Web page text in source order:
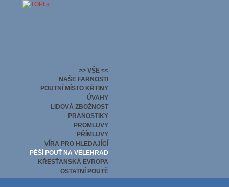
>> VŠE <<
NAŠE FARNOSTI
POUTNÍ MÍSTO KŘTINY
ÚVAHY
LIDOVÁ ZBOŽNOST
PRANOSTIKY
PROMLUVY
PŘÍMLUVY
VÍRA PRO HLEDAJÍCÍ
PĚŠÍ POUŤ NA VELEHRAD
KŘESŤANSKÁ EVROPA
OSTATNÍ POUTĚ